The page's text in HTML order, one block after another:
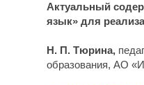
Актуальный
язык» для
Н. П. Тюрина,
образования, АО